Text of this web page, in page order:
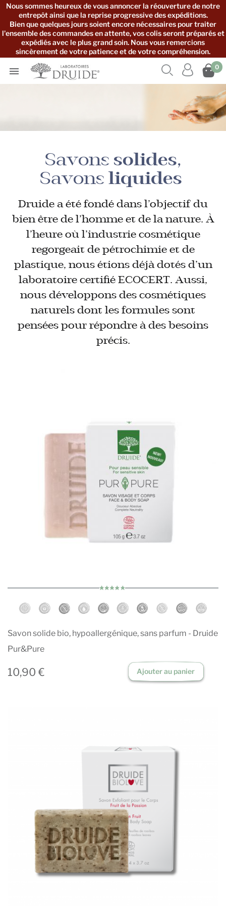
Nous sommes heureux de vous annoncer la réouverture de notre
entrepôt ainsi que la reprise progressive des expéditions.
Bien que quelques jours soient encore nécessaires pour traiter
l'ensemble des commandes en attente, vos colis seront préparés et
expédiés avec le plus grand soin. Nous vous remercions
sincèrement de votre patience et de votre compréhension.
 0


Savons solides,
Savons liquides
Druide a été fondé dans l’objectif du
bien être de l’homme et de la nature. À
l’heure où l’industrie cosmétique
regorgeait de pétrochimie et de
plastique, nous étions déjà dotés d’un
laboratoire certifié ECOCERT. Aussi,
nous développons des cosmétiques
naturels dont les formules sont
pensées pour répondre à des besoins
précis.
Savon solide bio, hypoallergénique, sans parfum - Druide
Pur&Pure
10,90 € Ajouter au panier